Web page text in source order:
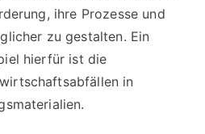
ihre Prozesse und
zu gestalten. Ein
hierfür ist die
in